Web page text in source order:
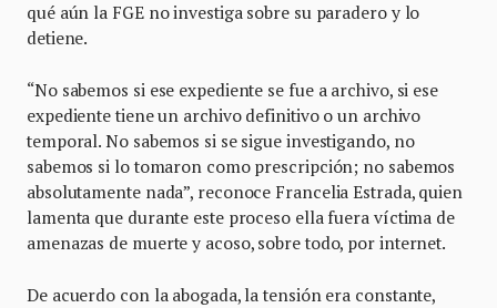
qué aún la FGE no investiga sobre su paradero y lo
detiene.
“No sabemos si ese expediente se fue a archivo, si ese
expediente tiene un archivo definitivo o un archivo
temporal. No sabemos si se sigue investigando, no
sabemos si lo tomaron como prescripción; no sabemos
absolutamente nada”, reconoce Francelia Estrada, quien
lamenta que durante este proceso ella fuera víctima de
amenazas de muerte y acoso, sobre todo, por internet.
De acuerdo con la abogada, la tensión era constante,